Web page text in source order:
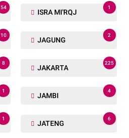
54
ISRA MI'RQJ
1
10
JAGUNG
2
8
JAKARTA
225
1
JAMBI
4
1
JATENG
6